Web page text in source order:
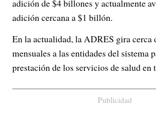
adición de $4 billones y actualmente
adición cercana a $1 billón.
En la actualidad, la ADRES gira cerca
mensuales a las entidades del sistema
prestación de los servicios de salud en
Publicidad